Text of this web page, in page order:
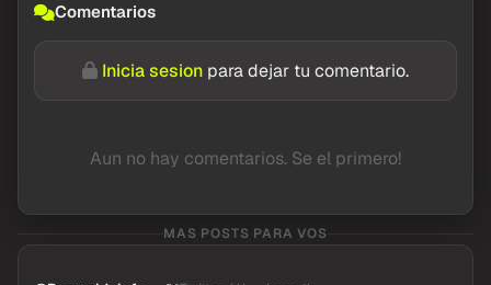
Comentarios
Inicia sesion para dejar tu comentario.
Aun no hay comentarios. Se el primero!
MAS POSTS PARA VOS